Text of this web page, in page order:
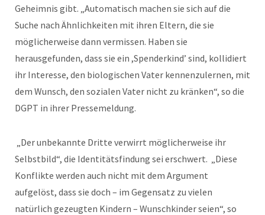
Geheimnis gibt. „Automatisch machen sie sich auf die
Suche nach Ähnlichkeiten mit ihren Eltern, die sie
möglicherweise dann vermissen. Haben sie
herausgefunden, dass sie ein ,Spenderkind’ sind, kollidiert
ihr Interesse, den biologischen Vater kennenzulernen, mit
dem Wunsch, den sozialen Vater nicht zu kränken“, so die
DGPT in ihrer Pressemeldung.
„Der unbekannte Dritte verwirrt möglicherweise ihr
Selbstbild“, die Identitätsfindung sei erschwert. „Diese
Konflikte werden auch nicht mit dem Argument
aufgelöst, dass sie doch – im Gegensatz zu vielen
natürlich gezeugten Kindern – Wunschkinder seien“, so